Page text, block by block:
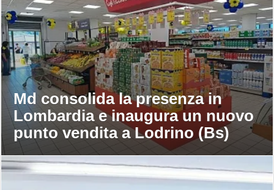
Md consolida la presenza in
Lombardia e inaugura un nuovo
punto vendita a Lodrino (Bs)